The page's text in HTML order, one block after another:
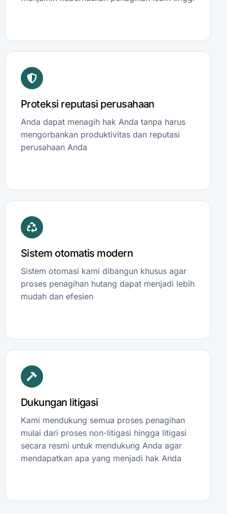
Proteksi reputasi perusahaan
Anda dapat menagih hak Anda tanpa harus
mengorbankan produktivitas dan reputasi
perusahaan Anda
Sistem otomatis modern
Sistem otomasi kami dibangun khusus agar
proses penagihan hutang dapat menjadi lebih
mudah dan efesien
Dukungan litigasi
Kami mendukung semua proses penagihan
mulai dari proses non-litigasi hingga litigasi
secara resmi untuk mendukung Anda agar
mendapatkan apa yang menjadi hak Anda